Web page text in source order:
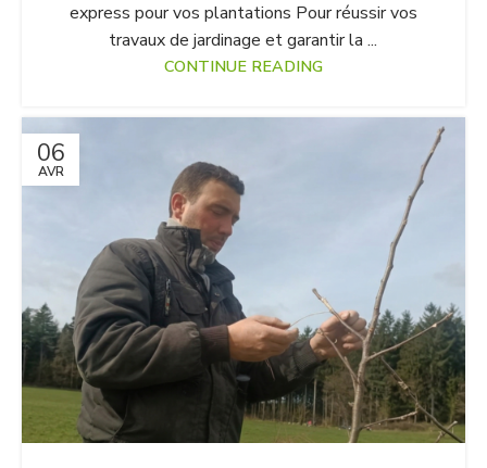
express pour vos plantations Pour réussir vos
travaux de jardinage et garantir la ...
CONTINUE READING
06
AVR